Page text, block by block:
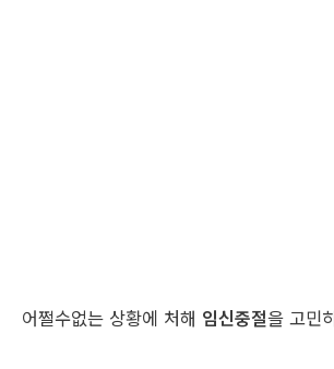
어쩔수없는 상황에 처해 임신중절을 고민